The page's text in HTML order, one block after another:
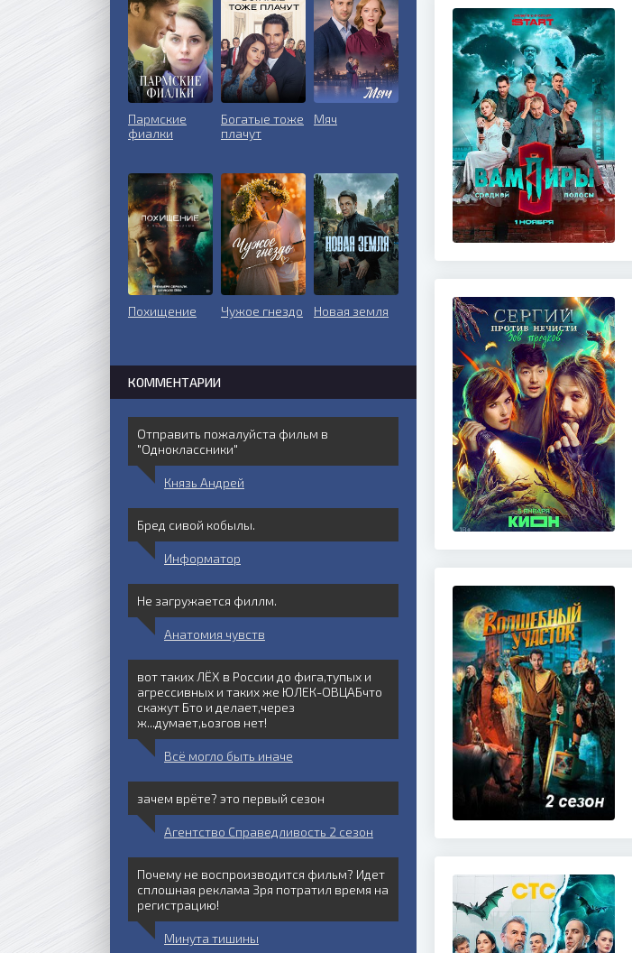
Пармские
фиалки
Богатые тоже
плачут
Мяч
Похищение Чужое гнездо Новая земля
КОММЕНТАРИИ
Отправить пожалуйста фильм в
"Одноклассники"
Князь Андрей
Бред сивой кобылы.
Информатор
Не загружается филлм.
Анатомия чувств
вот таких ЛЁХ в России до фига,тупых и
агрессивных и таких же ЮЛЕК-ОВЦАБчто
скажут Бто и делает,через
ж...думает,ьозгов нет!
Всё могло быть иначе
зачем врёте? это первый сезон
Агентство Справедливость 2 сезон
Почему не воспроизводится фильм? Идет
сплошная реклама Зря потратил время на
регистрацию!
Минута тишины